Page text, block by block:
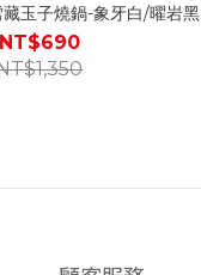
藏玉子燒鍋-象牙白/曜岩黑
NT$690